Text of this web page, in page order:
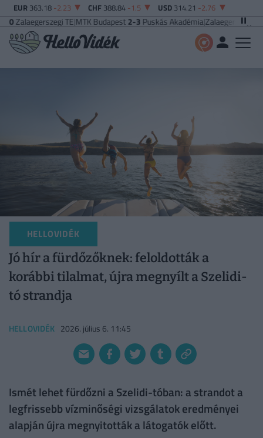
EUR 363.18 -2.23 CHF 388.84 -1.5 USD 314.21 -2.76
TE|MTK Budapest2-3Puskás Akadémia|Zalaegerszegi TE5-2 Paksi FC
HELLOVIDÉK
Jó hír a fürdőzőknek: feloldották a
korábbi tilalmat, újra megnyílt a Szelidi-
tó strandja
HELLOVIDÉK 2026. július 6. 11:45
Ismét lehet fürdőzni a Szelidi-tóban: a strandot a
legfrissebb vízminőségi vizsgálatok eredményei
alapján újra megnyitották a látogatók előtt.